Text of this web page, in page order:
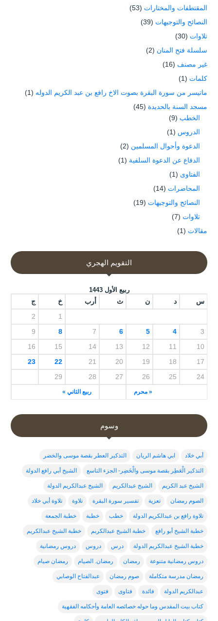
المقتطفات والمختارات (53)
النصائح والتوجيهات (39)
تلاوات (30)
سلسلة فتح المنان (2)
غير مصنف (16)
كلمات (1)
ماتيسر من سورة البقرة بصوت الاخ رافع بن عبد الكريم الدوله (1)
مسجد السنة بالحديدة (45)
الخطب (9)
الدروس (1)
الدعوة وأحوال المسلمين (2)
الدفاع عن الدعوة السلفية (1)
الفتاوى (1)
المحاضرات (14)
النصائح والتوجيهات (19)
تلاوات (7)
مقالات (1)
التقويم الهجري
ربيع الأول 1443
س د ن ث أرب خ ج
« محرم ربيع الثاني »
1
2
3
4
5
6
7
8
9
10
11
12
13
14
15
16
17
18
19
20
21
22
23
24
25
26
27
28
29
وسوم
أبي خلاد ابي هاشم الريان التذكير العطر بقصة موسى والخضر
التذكير الْعَطِر بقصة موسى والْخَضِر- الجزء التاسع الشيخ أبي رافع الدولة
الشيخ عبد الكريم الشيخ عبدالكريم الشيخ عبدالكريم الدولة
الصوم رمضان تعزية تفسير سورة البقرة تلاوة تلاوة أبي خلاد
تلاوة رافع بن عبدالكريم الدولة خطب خطبة خطبة الجمعة
خطبة الشيخ أبو رافع خطبة الشيخ عبدالكربم خطبة الشيخ عبدالكريم
خطبة الشيخ عبدالكريم الدولة درس دروس دروس رمضانية
دروس رمضانية متنوعة رمضان رمضان. الصيام رمضان صيام
رمضان مدرسة متكاملة صوم رمضان عبدالفتاح الوصابي
عبدالكريم الدولة فائدة فتاوى فتوى
كتاب بيت المقدس وما حوله خصائصه العامة وأحكامه الفقهية